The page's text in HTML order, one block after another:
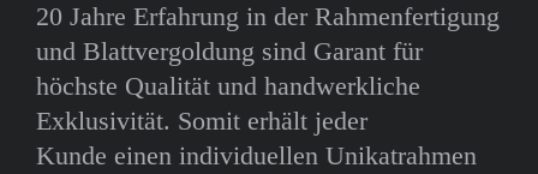
20 Jahre Erfahrung in der Rahmenfertigung
und Blattvergoldung sind Garant für
höchste Qualität und handwerkliche
Exklusivität. Somit erhält jeder
Kunde einen individuellen Unikatrahmen